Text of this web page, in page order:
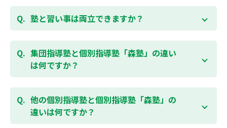
様の成績アップを目指しましょう！まずは無料授業体
験を！
無料体験はこちら
森塾では保護者様に「安心して」入塾をご検討いただ
くために、ご入塾後4回授業を受けられるまでに入塾
「全額」を返金させていただく「返金制度」をご用意
しております。
塾と習い事は両立できますか？
森塾は個別指導ですので、時間や曜日を自由に選択す
ることができます。そのため、部活やすでにお通いの
習い事などと無理なく両立することができます。
集団指導塾と個別指導塾「森塾」の違い
は何ですか？
集団指導塾は多人数の生徒に対して授業を行う学校の
授業と似たスタイルでの指導となりますが、個別指導
塾の森塾は一人ひとりの学習スピードに合わせて個別
に指導します。
他の個別指導塾と個別指導塾「森塾」の
違いは何ですか？